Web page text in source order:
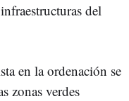
del
en la ordenación se
zonas verdes